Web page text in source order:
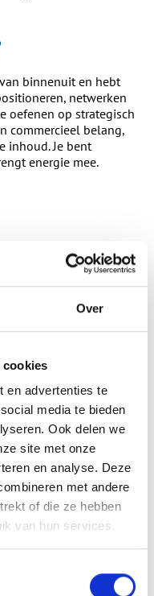
Over
cookies
en advertenties te
media te bieden
Ook delen we
site met onze
en analyse. Deze
met andere
of die ze hebben
van hun services.
binnenuit en hebt
netwerken
oefenen op strategisch
commercieel belang,
inhoud. Je bent
energie mee.
de gevelbranche.
nationale
en het speelveld
communicatie
met het
branchevereniging
overtuigend.